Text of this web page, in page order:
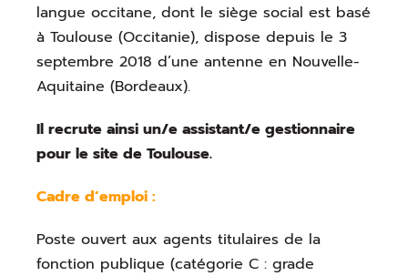
langue occitane, dont le siège social est basé
à Toulouse (Occitanie), dispose depuis le 3
septembre 2018 d’une antenne en Nouvelle-
Aquitaine (Bordeaux).
Il recrute ainsi un/e assistant/e gestionnaire
pour le site de Toulouse.
Cadre d’emploi :
Poste ouvert aux agents titulaires de la
fonction publique (catégorie C : grade